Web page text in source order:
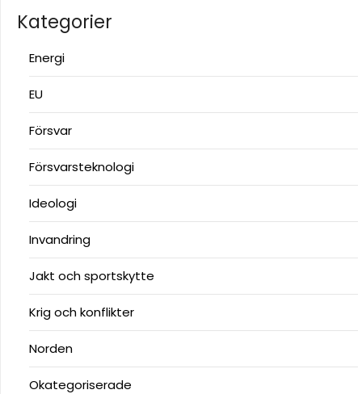
Kategorier
Energi
EU
Försvar
Försvarsteknologi
Ideologi
Invandring
Jakt och sportskytte
Krig och konflikter
Norden
Okategoriserade